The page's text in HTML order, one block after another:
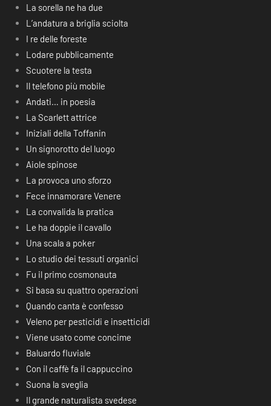
La sorella ne ha due
L’andatura a briglia sciolta
I re delle foreste
Lodare pubblicamente
Scuotere la testa
Il telefono più mobile
Andati… in poesia
La Scarlett attrice
Iniziali della Toffanin
Un signorotto del luogo
Aiole spinose
La provoca uno sforzo
Fece innamorare Venere
La convalida la pratica
Le ha doppie il cavallo
Una scala a poker
Lo studio dei tessuti organici
Fu il primo cosmonauta
Si basa su quattro operazioni
Quando canta è confesso
Veleno per pesticidi e insetticidi
Viene usato come concime
Baluardo fluviale
Con il caffè fa il cappuccino
Suona la sveglia
Il grande naturalista svedese